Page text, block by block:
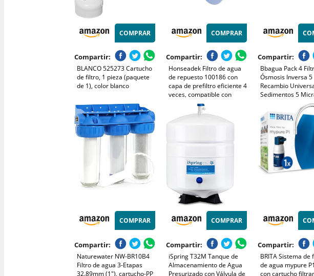
COMPRAR
Compartir:
BLANCO 525273 Cartucho
de filtro, 1 pieza (paquete
de 1), color blanco
COMPRAR
Compartir:
Honseadek Filtro de agua
de repuesto 100186 con
capa de prefiltro eficiente 4
veces, compatible con
purificador de agua
ESpring, papel de filtro, fácil
instalación
Compartir:
Bbagua Pack 4
Ósmosis Inversa 5
Recambio
Sedimentos 5
Carbón GAC,
y Postfiltro Coco
COMPRAR
Compartir:
Naturewater NW-BR10B4
Filtro de agua 3-Etapas
32.89mm (1"), cartucho-PP
COMPRAR
Compartir:
iSpring T32M Tanque de
Almacenamiento de Agua
Presurizado con Válvula de
Compartir:
BRITA Sistema de
de agua mypure
con cartucho